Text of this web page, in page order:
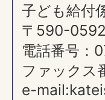
子ども給付
〒590-0592
電話番号
ファック
e-